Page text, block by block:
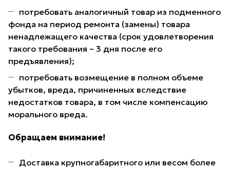
потребовать аналогичный товар из подменного
фонда на период ремонта (замены) товара
ненадлежащего качества (срок удовлетворения
такого требования – 3 дня после его
предъявления);
потребовать возмещение в полном объеме
убытков, вреда, причиненных вследствие
недостатков товара, в том числе компенсацию
морального вреда.
Обращаем внимание!
Доставка крупногабаритного или весом более